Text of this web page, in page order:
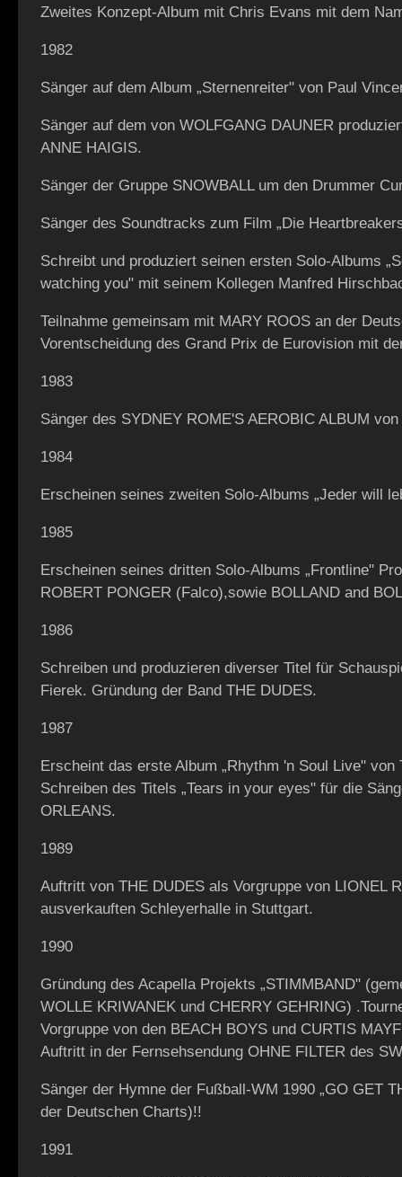
Zweites Konzept-Album mit Chris Evans mit dem
1982
Sänger auf dem Album „Sternenreiter" von Paul
Sänger auf dem von WOLFGANG DAUNER
ANNE HAIGIS.
Sänger der Gruppe SNOWBALL um den Drummer
Sänger des Soundtracks zum Film „Die
Schreibt und produziert seinen ersten Solo-Albums
watching you" mit seinem Kollegen Manfred
Teilnahme gemeinsam mit MARY ROOS an der
Vorentscheidung des Grand Prix de Eurovision mit
1983
Sänger des SYDNEY ROME'S AEROBIC ALBUM
1984
Erscheinen seines zweiten Solo-Albums „Jeder will
1985
Erscheinen seines dritten Solo-Albums „Frontline"
ROBERT PONGER (Falco),sowie BOLLAND and
1986
Schreiben und produzieren diverser Titel für
Fierek. Gründung der Band THE DUDES.
1987
Erscheint das erste Album „Rhythm 'n Soul Live" von
Schreiben des Titels „Tears in your eyes" für die
ORLEANS.
1989
Auftritt von THE DUDES als Vorgruppe von LIONEL
ausverkauften Schleyerhalle in Stuttgart.
1990
Gründung des Acapella Projekts „STIMMBAND"
WOLLE KRIWANEK und CHERRY GEHRING)
Vorgruppe von den BEACH BOYS und CURTIS
Auftritt in der Fernsehsendung OHNE FILTER des
Sänger der Hymne der Fußball-WM 1990 „GO GET
der Deutschen Charts)!!
1991